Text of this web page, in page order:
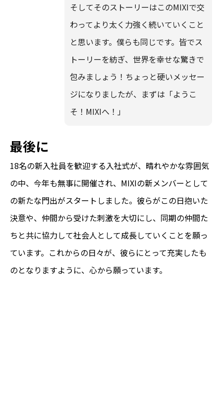
そしてそのストーリーはこのMIXIで交
わってより太く力強く続いていくこと
と思います。僕らも同じです。皆でス
トーリーを紡ぎ、世界を幸せな驚きで
包みましょう！ちょっと硬いメッセー
ジになりましたが、まずは「ようこ
そ！MIXIへ！」
最後に
18名の新入社員を歓迎する入社式が、晴れやかな雰囲気
の中、今年も無事に開催され、MIXIの新メンバーとして
の新たな門出がスタートしました。彼らがこの日抱いた
決意や、仲間から受けた刺激を大切にし、同期の仲間た
ちと共に協力して社会人として成長していくことを願っ
ています。これからの日々が、彼らにとって充実したも
のとなりますように、心から願っています。